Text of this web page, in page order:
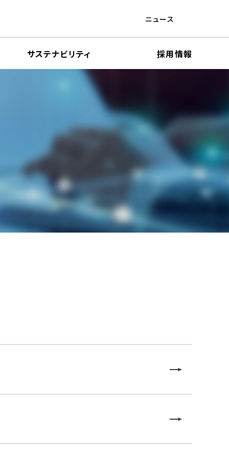
ニュース
財務ハイライト
電子公告
内部統制システムの基本方針
サステナビリティ 採用情報